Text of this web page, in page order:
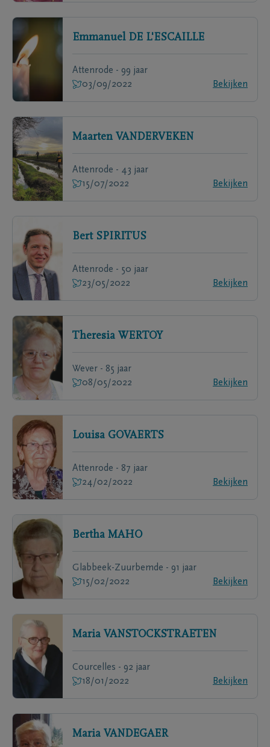
Emmanuel DE L'ESCAILLE
Attenrode - 99 jaar
03/09/2022
Bekijken
Maarten VANDERVEKEN
Attenrode - 43 jaar
15/07/2022
Bekijken
Bert SPIRITUS
Attenrode - 50 jaar
23/05/2022
Bekijken
Theresia WERTOY
Wever - 85 jaar
08/05/2022
Bekijken
Louisa GOVAERTS
Attenrode - 87 jaar
24/02/2022
Bekijken
Bertha MAHO
Glabbeek-Zuurbemde - 91 jaar
15/02/2022
Bekijken
Maria VANSTOCKSTRAETEN
Courcelles - 92 jaar
18/01/2022
Bekijken
Maria VANDEGAER